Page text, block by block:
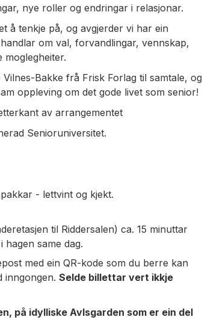
nye roller og endringar i relasjonar.
å tenkje på, og avgjerder vi har ein
om val, forvandlingar, vennskap,
Bakke frå Frisk Forlag til samtale, og
oppleving om det gode livet som senior!
av arrangementet
Senioruniversitet.
- lettvint og kjekt.
til Riddersalen) ca. 15 minuttar
same dag.
med ein QR-kode som du berre kan
inngongen. Selde billettar vert ikkje
på idylliske Avlsgarden som er ein del